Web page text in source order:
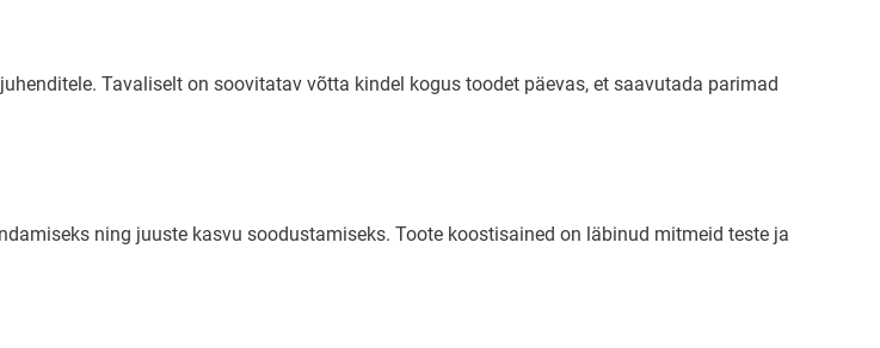
Tavaliselt on soovitatav võtta kindel kogus toodet päevas, et saavutada parimad
ning juuste kasvu soodustamiseks. Toote koostisained on läbinud mitmeid teste ja